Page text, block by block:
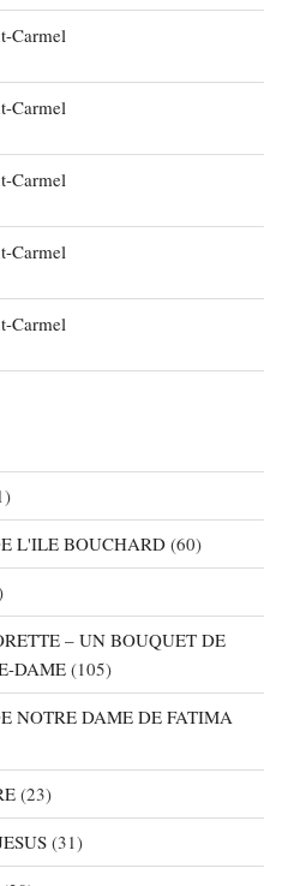
Carmel
Carmel
Carmel
Carmel
Carmel
L'ILE BOUCHARD (60)
– UN BOUQUET DE
DAME (105)
NOTRE DAME DE FATIMA
(23)
(31)